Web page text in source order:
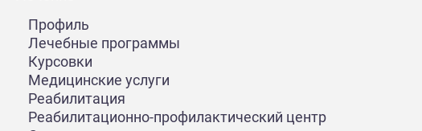
Профиль
Лечебные программы
Курсовки
Медицинские услуги
Реабилитация
Реабилитационно-профилактический центр
Спасибо нашему гиду за очень интересный и